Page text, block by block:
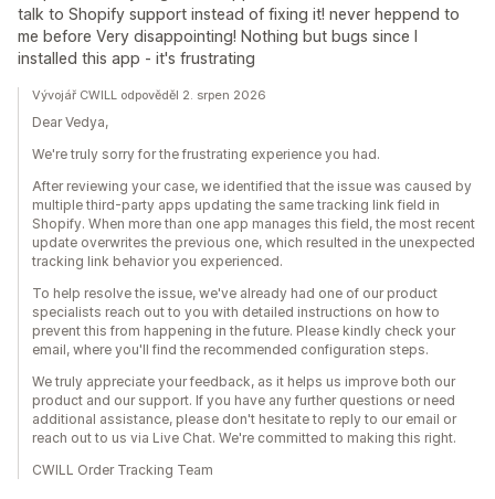
talk to Shopify support instead of fixing it! never heppend to
me before Very disappointing! Nothing but bugs since I
installed this app - it's frustrating
Vývojář CWILL odpověděl 2. srpen 2026
Dear Vedya,
We're truly sorry for the frustrating experience you had.
After reviewing your case, we identified that the issue was caused by
multiple third-party apps updating the same tracking link field in
Shopify. When more than one app manages this field, the most recent
update overwrites the previous one, which resulted in the unexpected
tracking link behavior you experienced.
To help resolve the issue, we've already had one of our product
specialists reach out to you with detailed instructions on how to
prevent this from happening in the future. Please kindly check your
email, where you'll find the recommended configuration steps.
We truly appreciate your feedback, as it helps us improve both our
product and our support. If you have any further questions or need
additional assistance, please don't hesitate to reply to our email or
reach out to us via Live Chat. We're committed to making this right.
CWILL Order Tracking Team